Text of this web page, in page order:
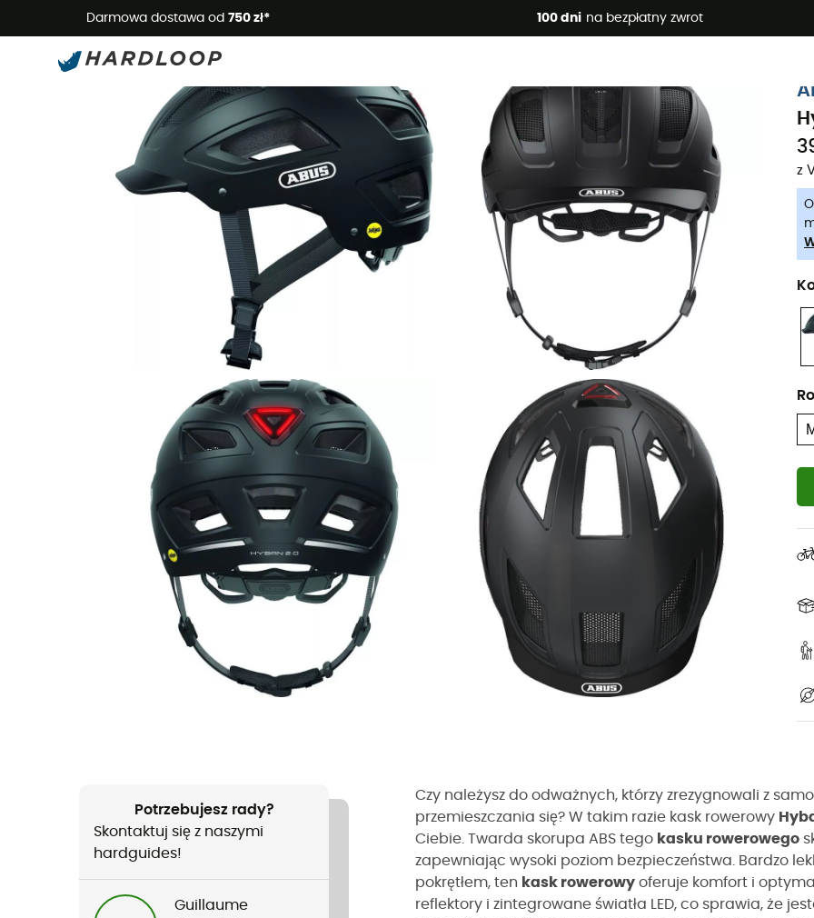
Darmowa dostawa od 750 zł* 100 dni na bezpłatny zwrot
Letnie promocje 🔥 -5% DODATKOWO przy zakupie 2 produktów*, kod
z
Potrzebujesz rady?
Skontaktuj się z naszymi
hardguides!
Guillaume
Czy należysz do odważnych, którzy zrezygnowali z
przemieszczania się? W takim razie kask rowerowy
Ciebie. Twarda skorupa ABS tego kasku rowerowego
zapewniając wysoki poziom bezpieczeństwa. Bardzo
pokrętłem, ten kask rowerowy oferuje komfort i
reflektory i zintegrowane światła LED, co sprawia, że